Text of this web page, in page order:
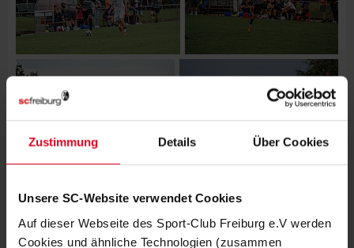
Zustimmung Details Über Cookies
Unsere SC-Website verwendet Cookies
Auf dieser Webseite des Sport-Club Freiburg e.V werden
Cookies und ähnliche Technologien (zusammen